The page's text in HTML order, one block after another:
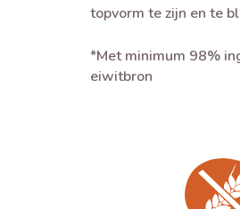
topvorm te zijn en te
*Met minimum 98%
eiwitbron